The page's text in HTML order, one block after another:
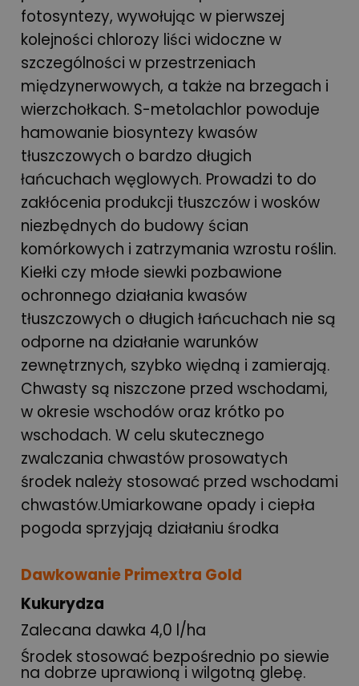
fotosyntezy, wywołując w pierwszej
kolejności chlorozy liści widoczne w
szczególności w przestrzeniach
międzynerwowych, a także na brzegach i
wierzchołkach. S-metolachlor powoduje
hamowanie biosyntezy kwasów
tłuszczowych o bardzo długich
łańcuchach węglowych. Prowadzi to do
zakłócenia produkcji tłuszczów i wosków
niezbędnych do budowy ścian
komórkowych i zatrzymania wzrostu roślin.
Kiełki czy młode siewki pozbawione
ochronnego działania kwasów
tłuszczowych o długich łańcuchach nie są
odporne na działanie warunków
zewnętrznych, szybko więdną i zamierają.
Chwasty są niszczone przed wschodami,
w okresie wschodów oraz krótko po
wschodach. W celu skutecznego
zwalczania chwastów prosowatych
środek należy stosować przed wschodami
chwastów.Umiarkowane opady i ciepła
pogoda sprzyjają działaniu środka
Dawkowanie Primextra Gold
Kukurydza
Zalecana dawka 4,0 l/ha
Środek stosować bezpośrednio po siewie
na dobrze uprawioną i wilgotną glebę.